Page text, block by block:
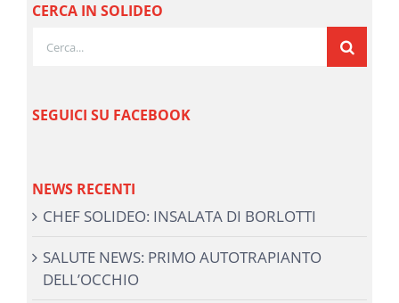
CERCA IN SOLIDEO
SEGUICI SU FACEBOOK
NEWS RECENTI
CHEF SOLIDEO: INSALATA DI BORLOTTI
SALUTE NEWS: PRIMO AUTOTRAPIANTO
DELL’OCCHIO